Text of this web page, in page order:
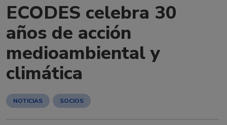
ECODES celebra 30
años de acción
medioambiental y
climática
NOTICIAS SOCIOS